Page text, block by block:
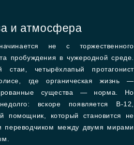
и атмосфера
не с торжественного
пробуждения в чужеродной среде.
четырёхлапый протагонист
где органическая жизнь —
существа — норма. Но
вскоре появляется B-12,
помощник, который становится не
переводчиком между двумя мирами